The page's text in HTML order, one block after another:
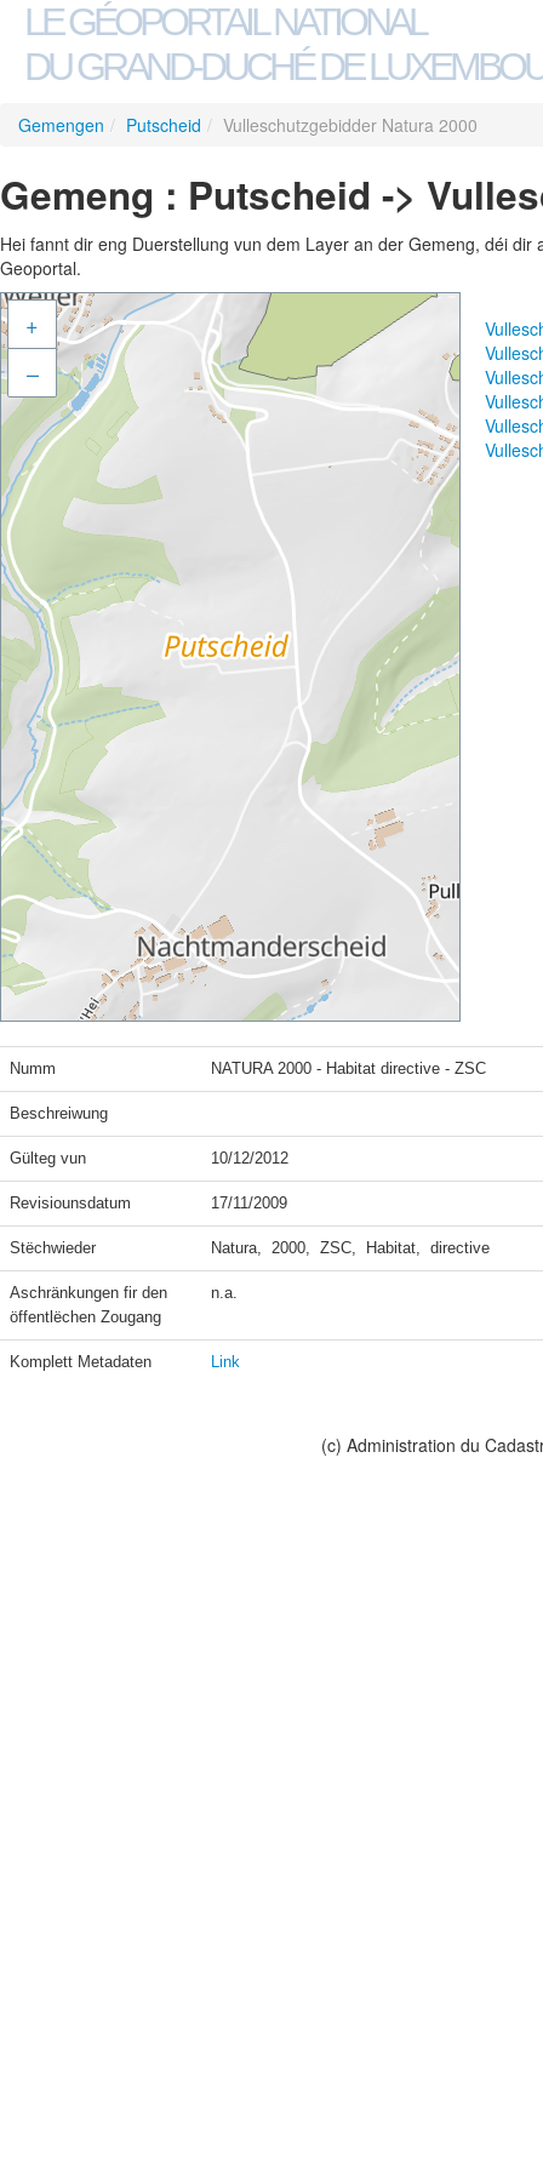
LE GÉOPORTAIL NATIONAL
DU GRAND-DUCHÉ DE
Gemengen / Putscheid / Vulleschutzgebidder Natura 2000
Gemeng : Putscheid ->
Hei fannt dir eng Duerstellung vun dem Layer an der Gemeng, déi
Geoportal.
+
–
Numm NATURA 2000 - Habitat directive - ZSC
Beschreiwung
Gülteg vun 10/12/2012
Revisiounsdatum 17/11/2009
Stëchwieder Natura,  2000,  ZSC,  Habitat,  directive
Aschränkungen fir den
öffentlëchen Zougang
n.a.
Komplett Metadaten Link
(c) Administration du